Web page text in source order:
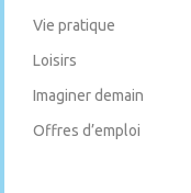
Vie pratique
Loisirs
Imaginer demain
Offres d’emploi